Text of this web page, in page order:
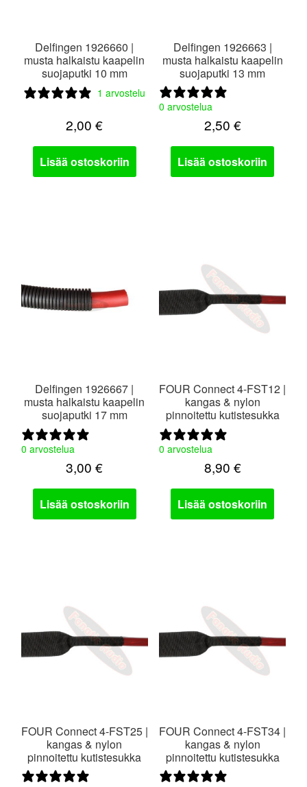
Delfingen 1926660 |
musta halkaistu kaapelin
suojaputki 10 mm
1 arvostelu
2,00€
Lisää ostoskoriin
Delfingen 1926663 |
musta halkaistu kaapelin
suojaputki 13 mm
0 arvostelua
2,50 €
Lisää ostoskoriin
Delfingen 1926667 |
musta halkaistu kaapelin
suojaputki 17 mm
0 arvostelua
3,00€
Lisää ostoskoriin
FOUR Connect 4-FST12 |
kangas & nylon
pinnoitettu kutistesukka
0 arvostelua
8,90 €
Lisää ostoskoriin
FOUR Connect 4-FST25 |
kangas & nylon
pinnoitettu kutistesukka
FOUR Connect 4-FST34 |
kangas & nylon
pinnoitettu kutistesukka